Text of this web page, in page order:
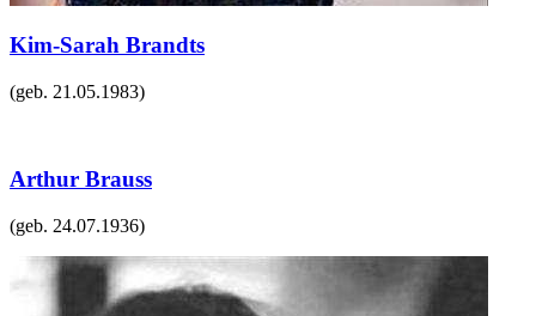
Kim-Sarah Brandts
(geb. 21.05.1983)
Arthur Brauss
(geb. 24.07.1936)